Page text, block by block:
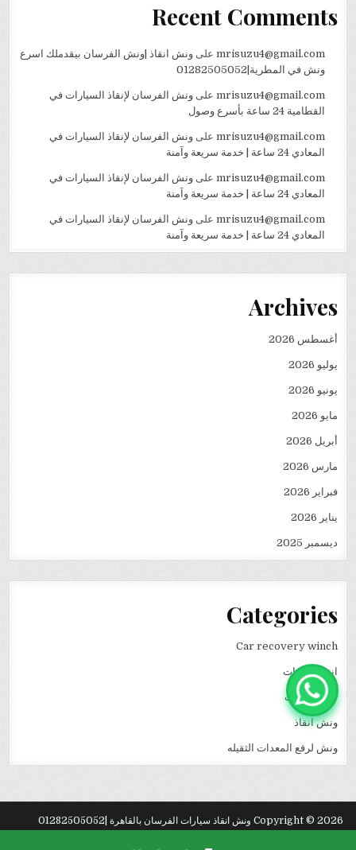
Recent Comments
mrisuzu4@gmail.comعلى ونش انقاذ |ونش الفرسان بيقدملك اسرع
ونش في المطرية|01282505052
mrisuzu4@gmail.comعلى ونش الفرسان لإنقاذ السيارات في
القطامية 24 ساعة بأسرع وصول
mrisuzu4@gmail.comعلى ونش الفرسان لإنقاذ السيارات في
المعادي 24 ساعة | خدمة سريعة وآمنة
mrisuzu4@gmail.comعلى ونش الفرسان لإنقاذ السيارات في
المعادي 24 ساعة | خدمة سريعة وآمنة
mrisuzu4@gmail.comعلى ونش الفرسان لإنقاذ السيارات في
المعادي 24 ساعة | خدمة سريعة وآمنة
Archives
أغسطس 2026
يوليو 2026
يونيو 2026
مايو 2026
أبريل 2026
مارس 2026
فبراير 2026
يناير 2026
ديسمبر 2025
Categories
Car recovery winch
انقاذ سيارات
نقل كرفانات
ونش انقاذ
ونش لرفع المعدات الثقيله
Copyright © 2026 ونش انقاذ سيارات الفرسان بالقاهرة |01282505052